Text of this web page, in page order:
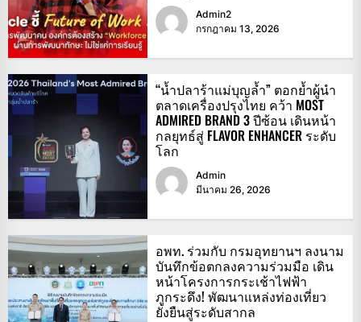
Admin2
กรกฎาคม 13, 2026
“น้ำปลาร้าแม่บุญล้ำ” ตอกย้ำผู้นำ
ตลาดเครื่องปรุงไทย คว้า MOST
ADMIRED BRAND 3 ปีซ้อน เดินหน้า
กลยุทธ์สู่ FLAVOR ENHANCER ระดับ
โลก
Admin
มีนาคม 26, 2026
อพท. ร่วมกับ กรมอุทยานฯ ลงนาม
บันทึกข้อตกลงความร่วมมือ เดิน
หน้าโครงการกระเช้าไฟฟ้า
ภูกระดึง! พัฒนาแหล่งท่องเที่ยว
ยั่งยืนสู่ระดับสากล